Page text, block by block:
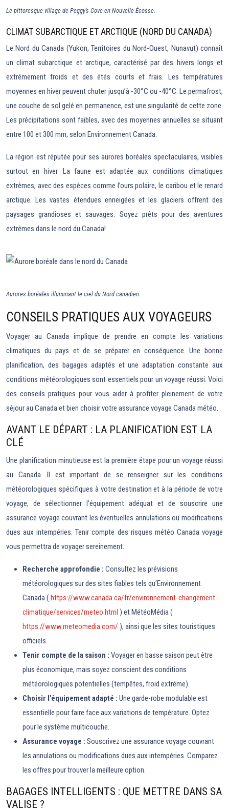
Le pittoresque village de Peggy’s Cove en Nouvelle-Écosse.
CLIMAT SUBARCTIQUE ET ARCTIQUE (NORD DU CANADA)
Le Nord du Canada (Yukon, Territoires du Nord-Ouest, Nunavut) connaît
un climat subarctique et arctique, caractérisé par des hivers longs et
extrêmement froids et des étés courts et frais. Les températures
moyennes en hiver peuvent chuter jusqu’à -30°C ou -40°C. Le permafrost,
une couche de sol gelé en permanence, est une singularité de cette zone.
Les précipitations sont faibles, avec des moyennes annuelles se situant
entre 100 et 300 mm, selon Environnement Canada.
La région est réputée pour ses aurores boréales spectaculaires, visibles
surtout en hiver. La faune est adaptée aux conditions climatiques
extrêmes, avec des espèces comme l’ours polaire, le caribou et le renard
arctique. Les vastes étendues enneigées et les glaciers offrent des
paysages grandioses et sauvages. Soyez prêts pour des aventures
extrêmes dans le nord du Canada!
Aurores boréales illuminant le ciel du Nord canadien.
CONSEILS PRATIQUES AUX VOYAGEURS
Voyager au Canada implique de prendre en compte les variations
climatiques du pays et de se préparer en conséquence. Une bonne
planification, des bagages adaptés et une adaptation constante aux
conditions météorologiques sont essentiels pour un voyage réussi. Voici
des conseils pratiques pour vous aider à profiter pleinement de votre
séjour au Canada et bien choisir votre assurance voyage Canada météo.
AVANT LE DÉPART : LA PLANIFICATION EST LA
CLÉ
Une planification minutieuse est la première étape pour un voyage réussi
au Canada. Il est important de se renseigner sur les conditions
météorologiques spécifiques à votre destination et à la période de votre
voyage, de sélectionner l’équipement adéquat et de souscrire une
assurance voyage couvrant les éventuelles annulations ou modifications
dues aux intempéries. Tenir compte des risques météo Canada voyage
vous permettra de voyager sereinement.
Recherche approfondie : Consultez les prévisions
météorologiques sur des sites fiables tels qu’Environnement
Canada ( https://www.canada.ca/fr/environnement-changement-
climatique/services/meteo.html ) et MétéoMédia (
https://www.meteomedia.com/ ), ainsi que les sites touristiques
officiels.
Tenir compte de la saison : Voyager en basse saison peut être
plus économique, mais soyez conscient des conditions
météorologiques potentielles (tempêtes, froid extrême).
Choisir l’équipement adapté : Une garde-robe modulable est
essentielle pour faire face aux variations de température. Optez
pour le système multicouche.
Assurance voyage : Souscrivez une assurance voyage couvrant
les annulations ou modifications dues aux intempéries. Comparez
les offres pour trouver la meilleure option.
BAGAGES INTELLIGENTS : QUE METTRE DANS SA
VALISE ?